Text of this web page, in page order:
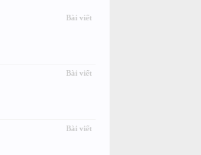
Bài viết
Bài viết
Bài viết